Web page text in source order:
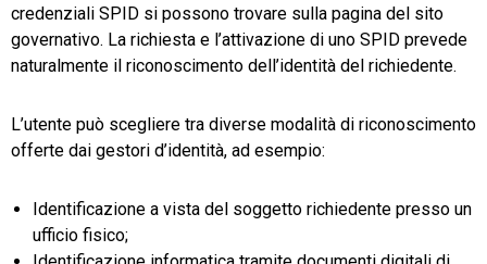
credenziali SPID si possono trovare sulla pagina del sito
governativo. La richiesta e l’attivazione di uno SPID prevede
naturalmente il riconoscimento dell’identità del richiedente.
L’utente può scegliere tra diverse modalità di riconoscimento
offerte dai gestori d’identità, ad esempio:
Identificazione a vista del soggetto richiedente presso un
ufficio fisico;